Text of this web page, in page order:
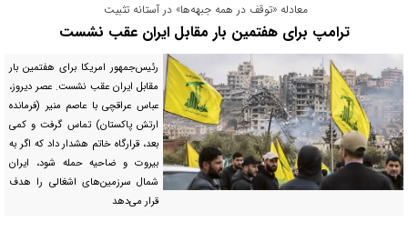
‌معادله «توقف در همه جبهه‌ها» در آستانه تثبیت
ترامپ برای هفتمین بار مقابل ایران عقب نشست
رئیس‌جمهور امریکا برای هفتمین بار
مقابل ایران عقب نشست. عصر دیروز،
عباس عراقچی با عاصم منیر (فرمانده
ارتش پاکستان) تماس گرفت و کمی
بعد، قرارگاه خاتم هشدار داد که اگر به
بیروت و ضاحیه حمله شود، ایران
شمال سرزمین‌های اشغالی را هدف
قرار می‌دهد